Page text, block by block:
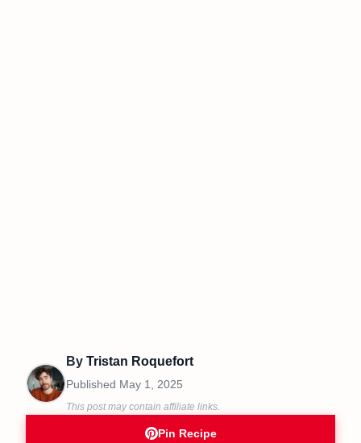
By Tristan Roquefort
Published May 1, 2025
This post may contain affiliate links.
Pin Recipe